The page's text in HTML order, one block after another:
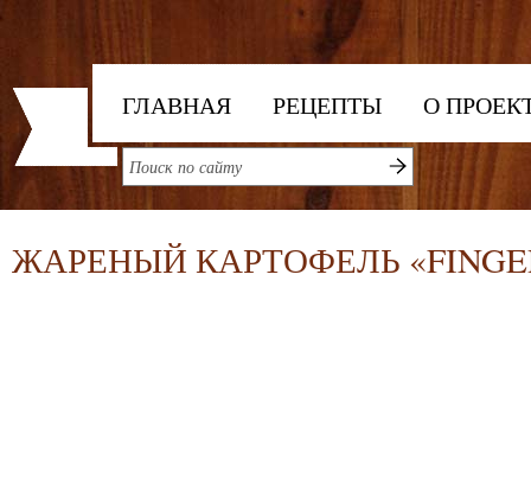
ГЛАВНАЯ РЕЦЕПТЫ О
ЖАРЕНЫЙ КАРТОФЕЛЬ